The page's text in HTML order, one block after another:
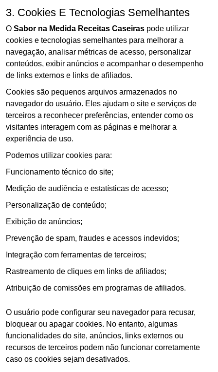
3. Cookies E Tecnologias Semelhantes
O Sabor na Medida Receitas Caseiras pode utilizar
cookies e tecnologias semelhantes para melhorar a
navegação, analisar métricas de acesso, personalizar
conteúdos, exibir anúncios e acompanhar o desempenho
de links externos e links de afiliados.
Cookies são pequenos arquivos armazenados no
navegador do usuário. Eles ajudam o site e serviços de
terceiros a reconhecer preferências, entender como os
visitantes interagem com as páginas e melhorar a
experiência de uso.
Podemos utilizar cookies para:
Funcionamento técnico do site;
Medição de audiência e estatísticas de acesso;
Personalização de conteúdo;
Exibição de anúncios;
Prevenção de spam, fraudes e acessos indevidos;
Integração com ferramentas de terceiros;
Rastreamento de cliques em links de afiliados;
Atribuição de comissões em programas de afiliados.
O usuário pode configurar seu navegador para recusar,
bloquear ou apagar cookies. No entanto, algumas
funcionalidades do site, anúncios, links externos ou
recursos de terceiros podem não funcionar corretamente
caso os cookies sejam desativados.